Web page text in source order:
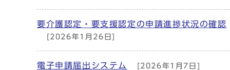
要介護認定・要支援認定の申請進捗状況の確認
[2026年1月26日]
電子申請届出システム [2026年1月7日]